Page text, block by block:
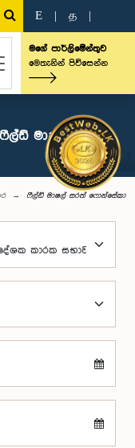
E த
මගේ පාර්ලිමේන්තුව
මෙතැනින් පිවිසෙන්න
මාෂල් සරත්
ෆීල්ඩ් මාෂල් සරත් ෆොන්සේකා